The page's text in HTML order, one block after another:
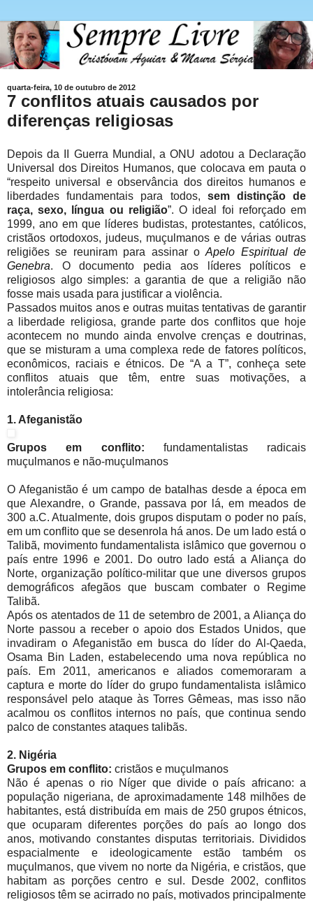
quarta-feira, 10 de outubro de 2012
7 conflitos atuais causados por
diferenças religiosas
Depois da II Guerra Mundial, a ONU adotou a Declaração
Universal dos Direitos Humanos, que colocava em pauta o
“respeito universal e observância dos direitos humanos e
liberdades fundamentais para todos, sem distinção de
raça, sexo, língua ou religião”. O ideal foi reforçado em
1999, ano em que líderes budistas, protestantes, católicos,
cristãos ortodoxos, judeus, muçulmanos e de várias outras
religiões se reuniram para assinar oApelo Espiritual de
Genebra. O documento pedia aos líderes políticos e
religiosos algo simples: a garantia de que a religião não
fosse mais usada para justificar a violência.
Passados muitos anos e outras muitas tentativas de garantir
a liberdade religiosa, grande parte dos conflitos que hoje
acontecem no mundo ainda envolve crenças e doutrinas,
que se misturam a uma complexa rede de fatores políticos,
econômicos, raciais e étnicos. De “A a T”, conheça sete
conflitos atuais que têm, entre suas motivações, a
intolerância religiosa:
1. Afeganistão
Grupos em conflito: fundamentalistas radicais
muçulmanos e não-muçulmanos
O Afeganistão é um campo de batalhas desde a época em
que Alexandre, o Grande, passava por lá, em meados de
300 a.C. Atualmente, dois grupos disputam o poder no país,
em um conflito que se desenrola há anos. De um lado está o
Talibã, movimento fundamentalista islâmico que governou o
país entre 1996 e 2001. Do outro lado está a Aliança do
Norte, organização político-militar que une diversos grupos
demográficos afegãos que buscam combater o Regime
Talibã.
Após os atentados de 11 de setembro de 2001, a Aliança do
Norte passou a receber o apoio dos Estados Unidos, que
invadiram o Afeganistão em busca do líder do Al-Qaeda,
Osama Bin Laden, estabelecendo uma nova república no
país. Em 2011, americanos e aliados comemoraram a
captura e morte do líder do grupo fundamentalista islâmico
responsável pelo ataque às Torres Gêmeas, mas isso não
acalmou os conflitos internos no país, que continua sendo
palco de constantes ataques talibãs.
2. Nigéria
Grupos em conflito: cristãos e muçulmanos
Não é apenas o rio Níger que divide o país africano: a
população nigeriana, de aproximadamente 148 milhões de
habitantes, está distribuída em mais de 250 grupos étnicos,
que ocuparam diferentes porções do país ao longo dos
anos, motivando constantes disputas territoriais. Divididos
espacialmente e ideologicamente estão também os
muçulmanos, que vivem no norte da Nigéria, e cristãos, que
habitam as porções centro e sul. Desde 2002, conflitos
religiosos têm se acirrado no país, motivados principalmente